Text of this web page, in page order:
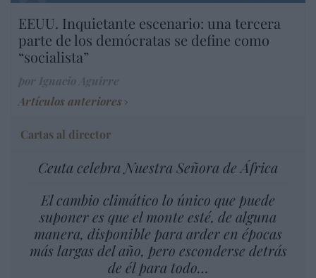
EEUU. Inquietante escenario: una tercera
parte de los demócratas se define como
“socialista”
Artículos anteriores
Cartas al director
Ceuta celebra Nuestra Señora de África
El cambio climático lo único que puede
suponer es que el monte esté, de alguna
manera, disponible para arder en épocas
más largas del año, pero esconderse detrás
de él para todo…